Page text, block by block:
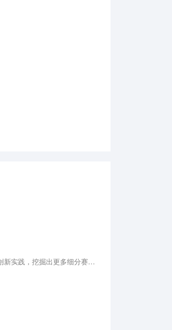
以“智慧进化，聚势前行”为主题，探讨未来汽车产业的发展方向，希望能凝聚行业前沿思想与创新实践，挖掘出更多细分赛道上的标杆企业，于变局中开新局，进一步探索和引领汽车生态的可持续发展